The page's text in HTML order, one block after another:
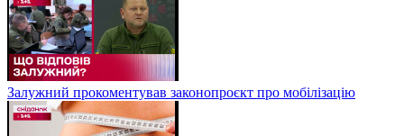
Залужний прокоментував законопроєкт про мобілізацію